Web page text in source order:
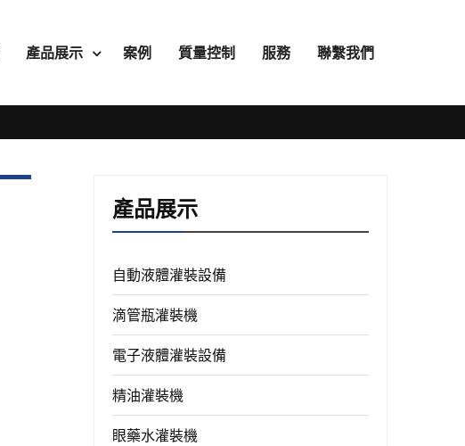
產品展示 案例 質量控制 服務 聯繫我們
產品展示
自動液體灌裝設備
滴管瓶灌裝機
電子液體灌裝設備
精油灌裝機
眼藥水灌裝機